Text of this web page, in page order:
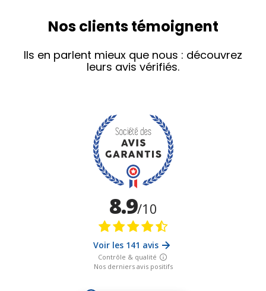
Nos clients témoignent
Ils en parlent mieux que nous : découvrez
leurs avis vérifiés.